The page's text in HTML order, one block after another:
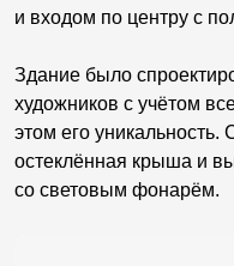
и входом по центру с
Здание было
художников с учётом
этом его уникальность.
остеклённая крыша и
со световым фонарём.